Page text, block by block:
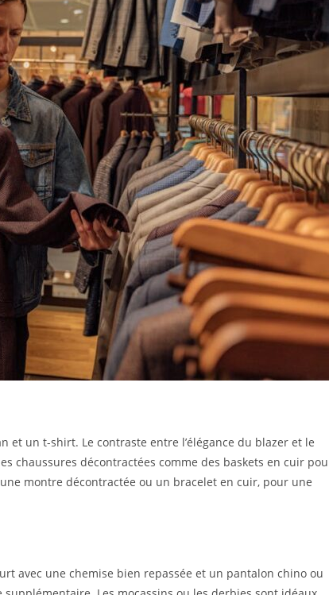
et un t-shirt. Le contraste entre l’élégance du blazer et le
chaussures décontractées comme des baskets en cuir
montre décontractée ou un bracelet en cuir, pour une
avec une chemise bien repassée et un pantalon chino ou